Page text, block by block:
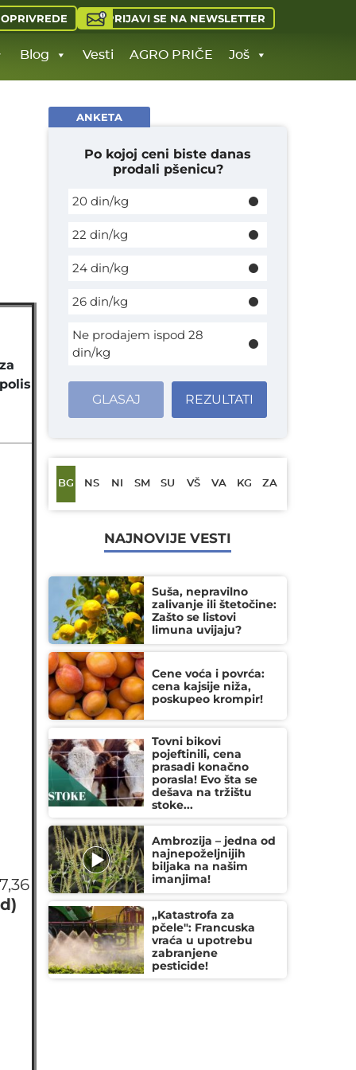
PRIJAVI SE NA NEWSLETTER
Blog Vesti AGRO PRIČE Još
ANKETA
Po kojoj ceni biste danas
prodali pšenicu?
20 din/kg
22 din/kg
24 din/kg
26 din/kg
Ne prodajem ispod 28
din/kg
GLASAJ REZULTATI
BG NS NI SM SU VŠ VA KG ZA
NAJNOVIJE VESTI
Suša, nepravilno
zalivanje ili štetočine:
Zašto se listovi
limuna uvijaju?
Cene voća i povrća:
cena kajsije niža,
poskupeo krompir!
Tovni bikovi
pojeftinili, cena
prasadi konačno
porasla! Evo šta se
dešava na tržištu
stoke...
Ambrozija – jedna od
najnepoželjnijih
biljaka na našim
imanjima!
„Katastrofa za
pčele": Francuska
vraća u upotrebu
zabranjene
pesticide!